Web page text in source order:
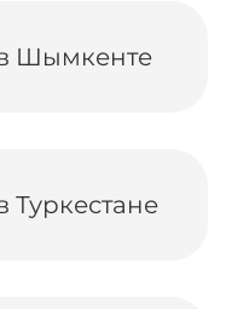
Шымкенте
Туркестане